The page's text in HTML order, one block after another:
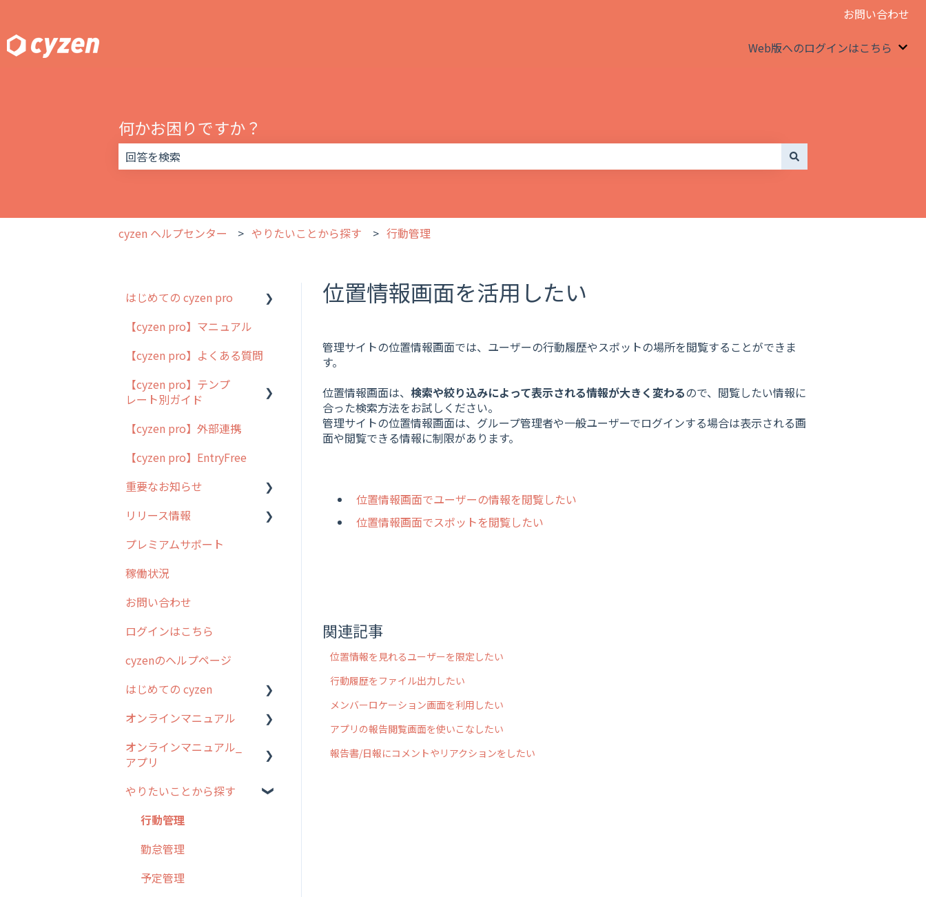
お問い合わせ
Web版へのログインはこちら
何かお困りですか？
cyzen ヘルプセンター やりたいことから探す 行動管理
位置情報画面を活用したい
管理サイトの位置情報画面では、ユーザーの行動履歴やスポットの場所を閲覧することができま
す。
位置情報画面は、 検索や絞り込みによって表示される情報が大きく変わるので、閲覧したい情報に
合った検索方法をお試しください。
管理サイトの位置情報画面は、グループ管理者や一般ユーザーでログインする場合は表示される画
面や閲覧できる情報に制限があります。
位置情報画面でユーザーの情報を閲覧したい
位置情報画面でスポットを閲覧したい
関連記事
位置情報を見れるユーザーを限定したい
行動履歴をファイル出力したい
メンバーロケーション画面を利用したい
アプリの報告閲覧画面を使いこなしたい
報告書/日報にコメントやリアクションをしたい
はじめての cyzen pro
cyzen pro とは？
簡易マニュアル
cyzen proの位置情報取得
について
用語集
よくある質問
【cyzen pro】マニュアル
【cyzen pro】よくある質問
【cyzen pro】テンプ
レート別ガイド
ポスティング
ラウンダー
メンテナンス
外廻り営業
清掃
不動産
【cyzen pro】外部連携
【cyzen pro】EntryFree
重要なお知らせ
過去の重要なお知らせ
障害情報
リリース情報
リリース
2026年のリリース情報
2025年のリリース情報
2024年のリリース情報
2023年のリリース情報
過去のリリース
2019年までのリリース情
お客様の声を実現しました
プレミアムサポート
稼働状況
お問い合わせ
ログインはこちら
cyzenのヘルプページ
はじめての cyzen
0. はじめてのcyzenの使い
1. cyzenについて知ろう
2. 主要機能の概要
3. cyzenの位置情報取得に
ステム管理者編
オンラインマニュアル
管理サイトの使い始め
オンラインマニュアル_
アプリ
アプリの使い始め
ホーム画面
スポット
報告閲覧
やりたいことから探す
行動管理
勤怠管理
予定管理